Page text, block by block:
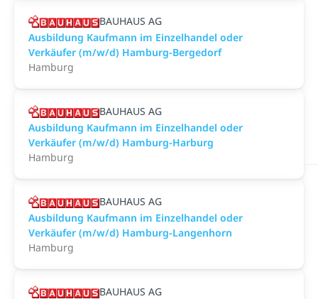
BAUHAUS AG
Ausbildung Kaufmann im Einzelhandel oder
Verkäufer (m/w/d) Hamburg-Bergedorf
Hamburg
BAUHAUS AG
Ausbildung Kaufmann im Einzelhandel oder
Verkäufer (m/w/d) Hamburg-Harburg
Hamburg
BAUHAUS AG
Ausbildung Kaufmann im Einzelhandel oder
Verkäufer (m/w/d) Hamburg-Langenhorn
Hamburg
BAUHAUS AG